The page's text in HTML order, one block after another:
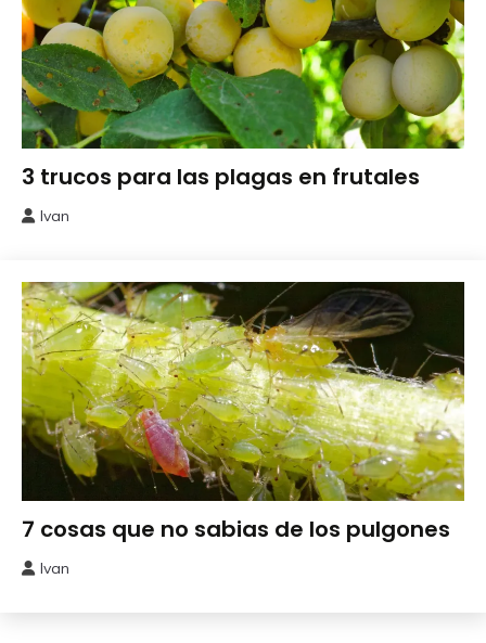
Perjudiciales
3 trucos para las plagas en frutales
2026
Ivan
Perjudiciales
7 cosas que no sabias de los pulgones
junio,
Ivan